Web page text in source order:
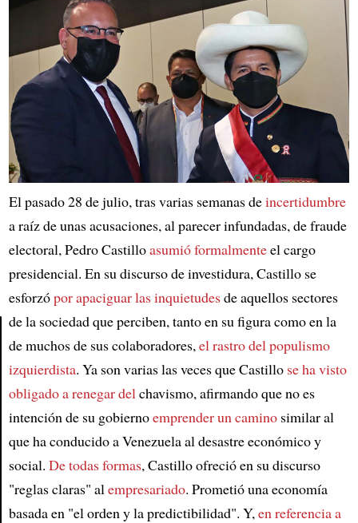
Article
El pasado 28 de julio, tras varias semanas deincertidumbre
a raíz de unas acusaciones, al parecer infundadas, de fraude
electoral, Pedro Castilloasumió formalmenteel cargo
presidencial. En su discurso de investidura, Castillo se
esforzópor apaciguar las inquietudesde aquellos sectores
de la sociedad que perciben, tanto en su figura como en la
de muchos de sus colaboradores,el rastro del populismo
izquierdista. Ya son varias las veces que Castillo se ha visto
obligado a renegar delchavismo, afirmando que no es
intención de su gobiernoemprender un caminosimilar al
que ha conducido a Venezuela al desastre económico y
social. De todas formas, Castillo ofreció en su discurso
"reglas claras" alempresariado. Prometió una economía
basada en "el orden y la predictibilidad". Y,en referencia a